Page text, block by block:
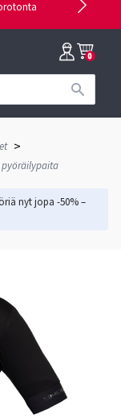
0
>
pyöräilypaita
nyt jopa -50% –